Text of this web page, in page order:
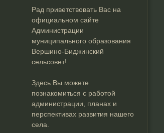
Рад приветствовать Вас на
официальном сайте
Администрации
муниципального образования
Вершино-Биджинский
сельсовет!
Здесь Вы можете
познакомиться с работой
администрации, планах и
перспективах развития нашего
села.